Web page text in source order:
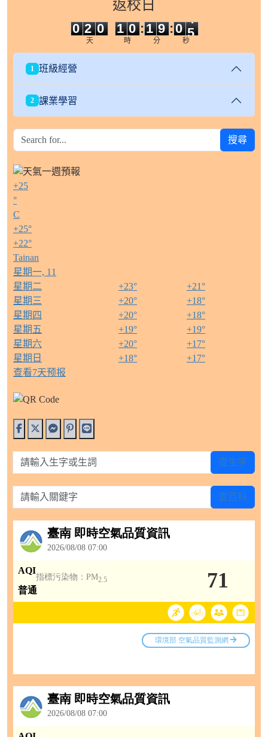
返校日
0 2 0
天
1
1
0
0
時
:
1
1 9
分
:0 3
秒
1 班級經營
2 課業學習
搜尋
+25
°
C
+25°
+22°
Tainan
星期一, 11
星期二
+23° +21°
星期三
+20° +18°
星期四
+20° +18°
星期五
+19° +19°
星期六
+20° +17°
星期日
+18° +17°
查看7天预报
請輸入生字或生詞 查生字
請輸入關鍵字 查百科